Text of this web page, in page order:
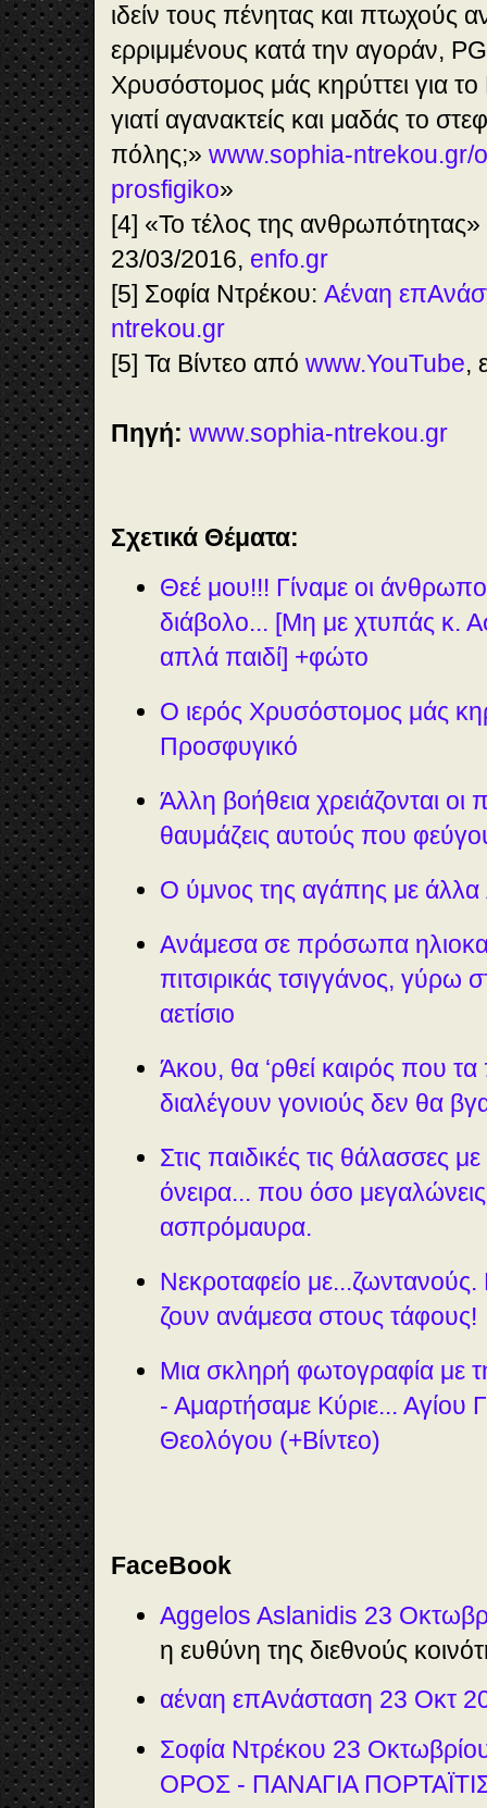
ιδείν τους πένητας και πτωχούς
ερριμμένους κατά την αγοράν,
Χρυσόστομος μάς κηρύττει για
γιατί αγανακτείς και μαδάς το
πόλης;» www.sophia-ntrekou.gr/
prosfigiko»
[4] «Το τέλος της
23/03/2016, enfo.gr
[5] Σοφία Ντρέκου: Αέναη
ntrekou.gr
[5] Τα Βίντεο από www.YouTube,
Πηγή: www.sophia-ntrekou.gr
Σχετικά Θέματα:
Θεέ μου!!! Γίναμε οι
διάβολο... [Μη με χτυπάς κ.
απλά παιδί] +φώτο
Ο ιερός Χρυσόστομος μάς
Προσφυγικό
Άλλη βοήθεια χρειάζονται
θαυμάζεις αυτούς που
Ο ύμνος της αγάπης με άλλα
Ανάμεσα σε πρόσωπα
πιτσιρικάς τσιγγάνος, γύρω
αετίσιο
Άκου, θα ‘ρθεί καιρός που τα
διαλέγουν γονιούς δεν θα
Στις παιδικές τις θάλασσες
όνειρα... που όσο μεγαλώνεις
ασπρόμαυρα.
Νεκροταφείο
ζουν ανάμεσα στους τάφους!
Μια σκληρή φωτογραφία με
- Αμαρτήσαμε Κύριε... Αγίου
Θεολόγου (+Βίντεο)
FaceBook
Aggelos Aslanidis 23
η ευθύνη της διεθνούς
αέναη επΑνάσταση 23 Οκτ
Σοφία Ντρέκου 23
ΟΡΟΣ - ΠΑΝΑΓΙΑ